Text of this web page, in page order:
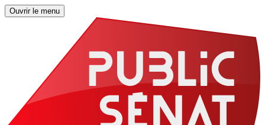
Ouvrir le menu